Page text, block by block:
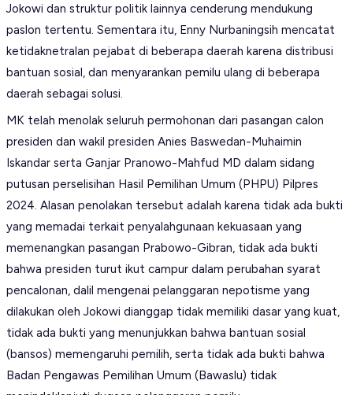
Jokowi dan struktur politik lainnya cenderung mendukung
paslon tertentu. Sementara itu, Enny Nurbaningsih mencatat
ketidaknetralan pejabat di beberapa daerah karena distribusi
bantuan sosial, dan menyarankan pemilu ulang di beberapa
daerah sebagai solusi.
MK telah menolak seluruh permohonan dari pasangan calon
presiden dan wakil presiden Anies Baswedan-Muhaimin
Iskandar serta Ganjar Pranowo-Mahfud MD dalam sidang
putusan perselisihan Hasil Pemilihan Umum (PHPU) Pilpres
2024. Alasan penolakan tersebut adalah karena tidak ada bukti
yang memadai terkait penyalahgunaan kekuasaan yang
memenangkan pasangan Prabowo-Gibran, tidak ada bukti
bahwa presiden turut ikut campur dalam perubahan syarat
pencalonan, dalil mengenai pelanggaran nepotisme yang
dilakukan oleh Jokowi dianggap tidak memiliki dasar yang kuat,
tidak ada bukti yang menunjukkan bahwa bantuan sosial
(bansos) memengaruhi pemilih, serta tidak ada bukti bahwa
Badan Pengawas Pemilihan Umum (Bawaslu) tidak